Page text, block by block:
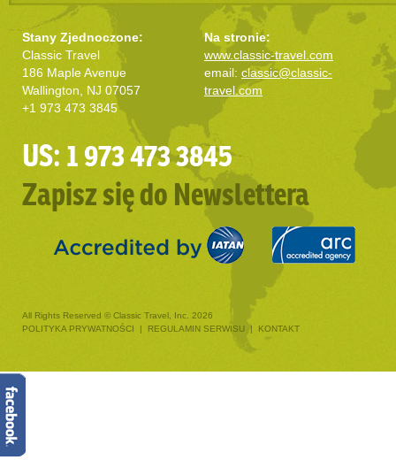
Stany Zjednoczone:
Classic Travel
186 Maple Avenue
Wallington, NJ 07057
+1 973 473 3845
Na stronie:
www.classic-travel.com
email: classic@classic-
travel.com
US: 1 973 473 3845
Zapisz się do Newslettera
All Rights Reserved © Classic Travel, Inc. 2026
POLITYKA PRYWATNOŚCI
| REGULAMIN SERWISU | KONTAKT